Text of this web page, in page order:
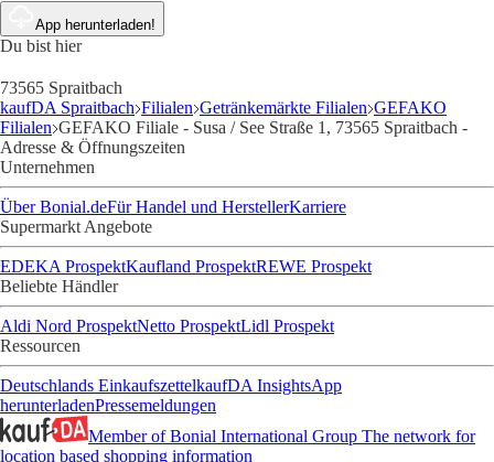
App herunterladen!
Du bist hier
73565 Spraitbach
kaufDA Spraitbach Filialen Getränkemärkte Filialen GEFAKO
Filialen GEFAKO Filiale - Susa / See Straße 1, 73565 Spraitbach -
Adresse & Öffnungszeiten
Unternehmen
Über Bonial.deFür Handel und HerstellerKarriere
Supermarkt Angebote
EDEKA ProspektKaufland ProspektREWE Prospekt
Beliebte Händler
Aldi Nord ProspektNetto ProspektLidl Prospekt
Ressourcen
Deutschlands EinkaufszettelkaufDA InsightsApp
herunterladenPressemeldungen
Member of Bonial International Group The network for
location based shopping information